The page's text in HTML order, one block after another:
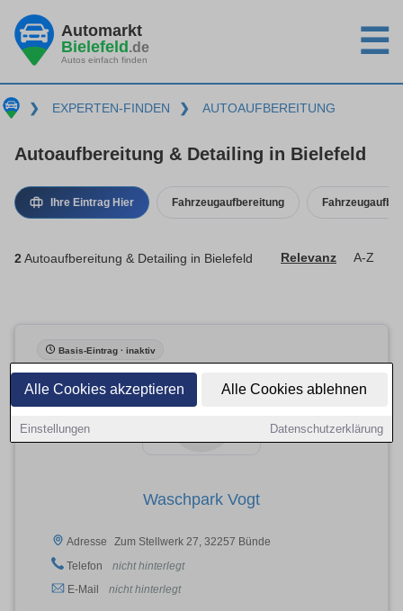
Alle Cookies akzeptieren Alle Cookies ablehnen
Einstellungen Datenschutzerklärung
Automarkt
Bielefeld.de
Autos einfach finden ☰
❯ EXPERTEN-FINDEN ❯ AUTOAUFBEREITUNG
Autoaufbereitung & Detailing in Bielefeld
Ihre Eintrag Hier Fahrzeugaufbereitung
2 Autoaufbereitung & Detailing in Bielefeld Relevanz A-Z
Basis-Eintrag · inaktiv
Waschpark Vogt
Adresse
Zum Stellwerk 27, 32257 Bünde
Telefon
nicht hinterlegt
E-Mail
nicht hinterlegt